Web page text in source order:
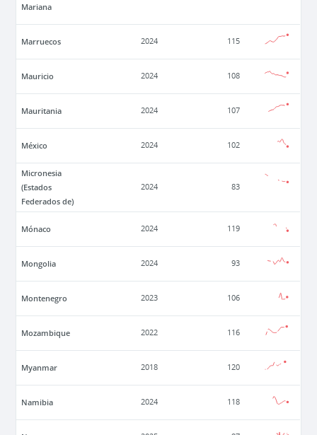
Mariana
Marruecos 2024 115
Mauricio 2024 108
Mauritania 2024 107
México 2024 102
Micronesia
(Estados
Federados de)
2024 83
Mónaco 2024 119
Mongolia 2024 93
Montenegro 2023 106
Mozambique 2022 116
Myanmar 2018 120
Namibia 2024 118